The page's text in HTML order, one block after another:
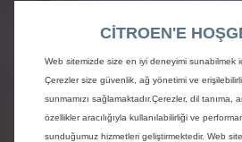
CITROEN'E
Web sitemizde size en iyi deneyimi sunabilmek
Çerezler size güvenlik, ağ yönetimi ve
sunmamızı sağlamaktadır.Çerezler, dil tanıma,
özellikler aracılığıyla kullanılabilirliği ve
sunduğumuz hizmetleri geliştirmektedir. Web